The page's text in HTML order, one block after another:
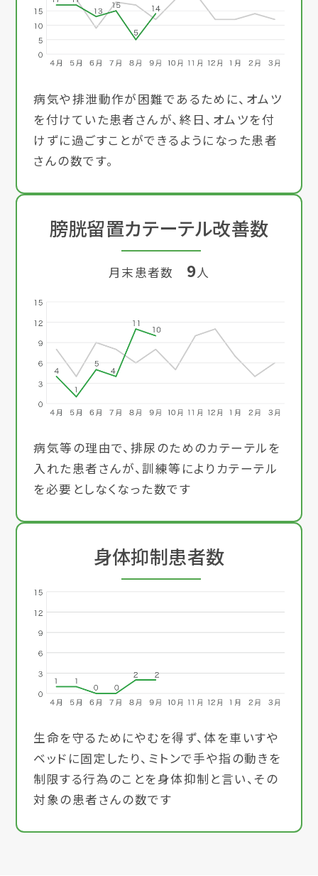
病気や排泄動作が困難であるために、オムツ
を付けていた患者さんが、終日、オムツを付
けずに過ごすことができるようになった患者
さんの数です。
膀胱留置カテーテル改善数
月末患者数 9人
病気等の理由で、排尿のためのカテーテルを
入れた患者さんが、訓練等によりカテーテル
を必要としなくなった数です
身体抑制患者数
生命を守るためにやむを得ず、体を車いすや
ベッドに固定したり、ミトンで手や指の動きを
制限する行為のことを身体抑制と言い、その
対象の患者さんの数です